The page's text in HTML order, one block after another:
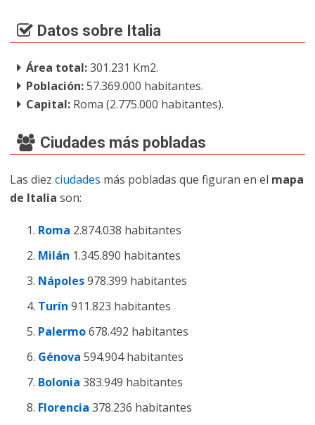
Datos sobre Italia
Área total:301.231 Km2.
Población:57.369.000 habitantes.
Capital: Roma (2.775.000 habitantes).
Ciudades más pobladas
Las diez ciudades más pobladas que figuran en el mapa
de Italia son:
Roma 2.874.038 habitantes
Milán 1.345.890 habitantes
Nápoles978.399 habitantes
Turín 911.823 habitantes
Palermo678.492 habitantes
Génova 594.904 habitantes
Bolonia 383.949 habitantes
Florencia 378.236 habitantes